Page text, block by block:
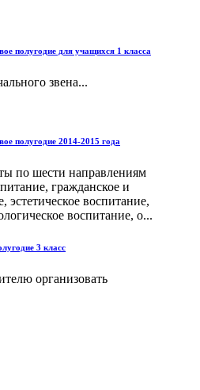
полугодие для учащихся 1 класса
звена...
полугодие 2014-2015 года
по шести направлениям
гражданское и
эстетическое воспитание,
воспитание, о...
3 класс
организовать